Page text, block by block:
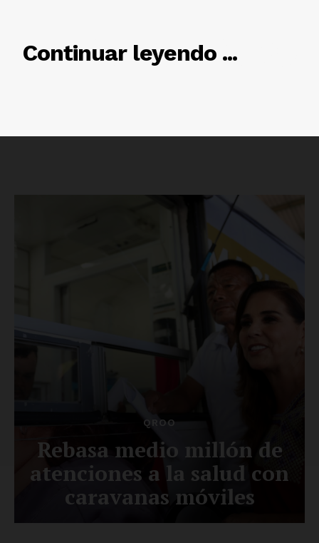
Del Siglo
Continuar leyendo ...
RELACIONADO